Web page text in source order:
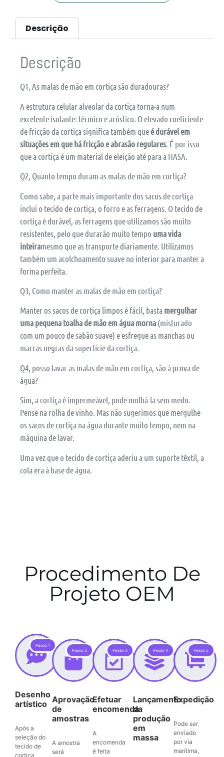
Descrição
Descrição
Q1, As malas de mão em cortiça são duradouras?
A estrutura celular alveolar da cortiça torna-a num
excelente isolante: térmico e acústico. O elevado coeficiente
de fricção da cortiça significa também que é durável em
situações em que há fricção e abrasão regulares . É por isso
que a cortiça é um material de eleição até para a NASA.
Q2, Quanto tempo duram as malas de mão em cortiça?
Como sabe, a parte mais importante dos sacos de cortiça
inclui o tecido de cortiça, o forro e as ferragens. O tecido de
cortiça é durável, as ferragens que utilizamos são muito
resistentes, pelo que durarão muito tempo uma vida
inteiramesmo que as transporte diariamente. Utilizamos
também um acolchoamento suave no interior para manter a
forma perfeita.
Q3, Como manter as malas de mão em cortiça?
Manter os sacos de cortiça limpos é fácil, basta mergulhar
uma pequena toalha de mão em água morna (misturado
com um pouco de sabão suave) e esfregue as manchas ou
marcas negras da superfície da cortiça.
Q4, posso lavar as malas de mão em cortiça, são à prova de
água?
Sim, a cortiça é impermeável, pode molhá-la sem medo.
Pense na rolha de vinho. Mas não sugerimos que mergulhe
os sacos de cortiça na água durante muito tempo, nem na
máquina de lavar.
Uma vez que o tecido de cortiça aderiu a um suporte têxtil, a
cola era à base de água.
Procedimento De
Projeto OEM
Passo 1
Desenho
artístico
Após a
seleção do
tecido de
cortiça,
Passo 2
Aprovação
de
amostras
A amostra
será
Passo 3
Efetuar
encomenda
A
encomenda
é feita
Passo 4
Lançamento
da
produção
em
massa
Passo 5
Expedição
Pode ser
enviado
por via
marítima,